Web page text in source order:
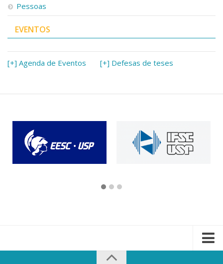
Pessoas
EVENTOS
[+] Agenda de Eventos [+] Defesas de teses